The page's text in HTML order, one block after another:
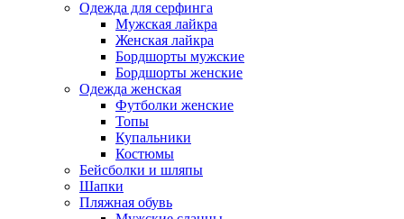
Одежда для серфинга
Мужская лайкра
Женская лайкра
Бордшорты мужские
Бордшорты женские
Одежда женская
Футболки женские
Топы
Купальники
Костюмы
Бейсболки и шляпы
Шапки
Пляжная обувь